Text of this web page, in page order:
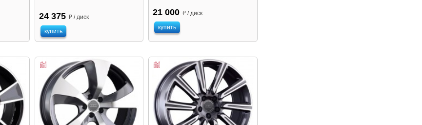
24 375 ₽ / диск
купить
21 000 ₽ / диск
купить